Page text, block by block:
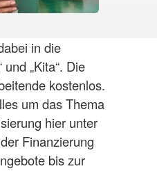
in die
„Kita“. Die
kostenlos.
um das Thema
hier unter
Finanzierung
bis zur